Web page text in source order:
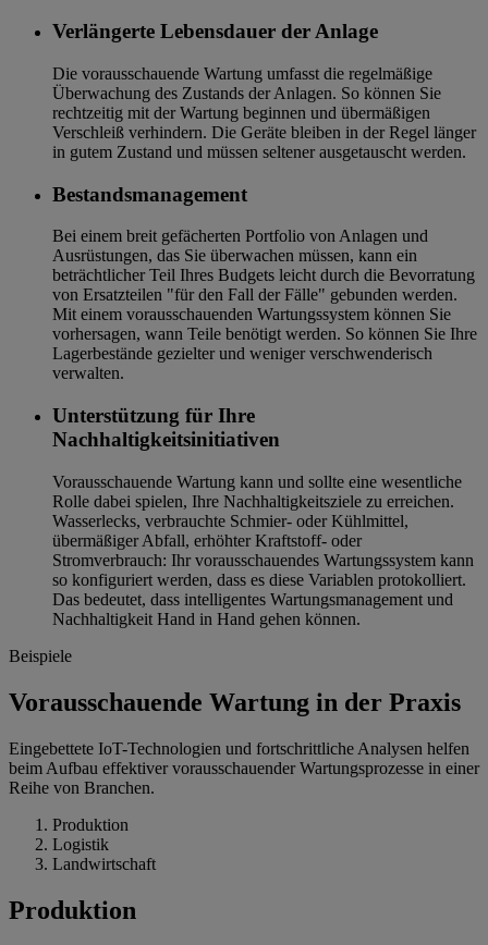
Verlängerte Lebensdauer der Anlage
Die vorausschauende Wartung umfasst die regelmäßige
Überwachung des Zustands der Anlagen. So können Sie
rechtzeitig mit der Wartung beginnen und übermäßigen
Verschleiß verhindern. Die Geräte bleiben in der Regel länger
in gutem Zustand und müssen seltener ausgetauscht werden.
Bestandsmanagement
Bei einem breit gefächerten Portfolio von Anlagen und
Ausrüstungen, das Sie überwachen müssen, kann ein
beträchtlicher Teil Ihres Budgets leicht durch die Bevorratung
von Ersatzteilen "für den Fall der Fälle" gebunden werden.
Mit einem vorausschauenden Wartungssystem können Sie
vorhersagen, wann Teile benötigt werden. So können Sie Ihre
Lagerbestände gezielter und weniger verschwenderisch
verwalten.
Unterstützung für Ihre
Nachhaltigkeitsinitiativen
Vorausschauende Wartung kann und sollte eine wesentliche
Rolle dabei spielen, Ihre Nachhaltigkeitsziele zu erreichen.
Wasserlecks, verbrauchte Schmier- oder Kühlmittel,
übermäßiger Abfall, erhöhter Kraftstoff- oder
Stromverbrauch: Ihr vorausschauendes Wartungssystem kann
so konfiguriert werden, dass es diese Variablen protokolliert.
Das bedeutet, dass intelligentes Wartungsmanagement und
Nachhaltigkeit Hand in Hand gehen können.
Beispiele
Vorausschauende Wartung in der Praxis
Eingebettete IoT-Technologien und fortschrittliche Analysen helfen
beim Aufbau effektiver vorausschauender Wartungsprozesse in einer
Reihe von Branchen.
Produktion
Logistik
Landwirtschaft
Produktion